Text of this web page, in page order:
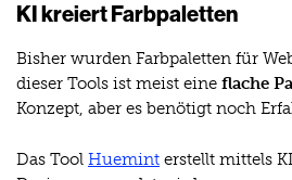
KI kreiert Farbpaletten
Bisher wurden Farbpaletten für
dieser Tools ist meist eine flache
Konzept, aber es benötigt noch
Das Tool Huemint erstellt mittels